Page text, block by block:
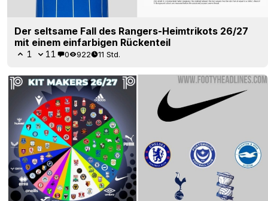
Der seltsame Fall des Rangers-Heimtrikots 26/27
mit einem einfarbigen Rückenteil
1 11 0 922 11 Std.